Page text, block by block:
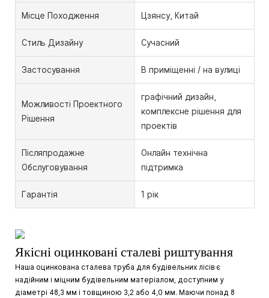
Місце Походження Цзянсу, Китай
Стиль Дизайну Сучасний
Застосування В приміщенні / на вулиці
Можливості Проектного
Рішення
графічний дизайн,
комплексне рішення для
проектів
Післяпродажне
Обслуговування
Онлайн технічна
підтримка
Гарантія 1 рік
Якісні оцинковані сталеві риштування
Наша оцинкована сталева труба для будівельних лісів є
надійним і міцним будівельним матеріалом, доступним у
діаметрі 48,3 мм і товщиною 3,2 або 4,0 мм. Маючи понад 8